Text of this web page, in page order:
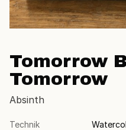
Tomorrow
Tomorrow
Absinth
Technik